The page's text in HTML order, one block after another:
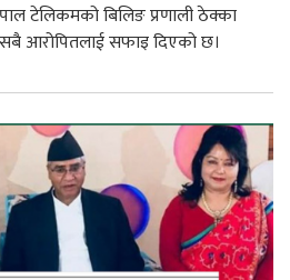
टेलिकमको बिलिङ प्रणाली ठेक्का
सबै आरोपितलाई सफाइ दिएको छ।